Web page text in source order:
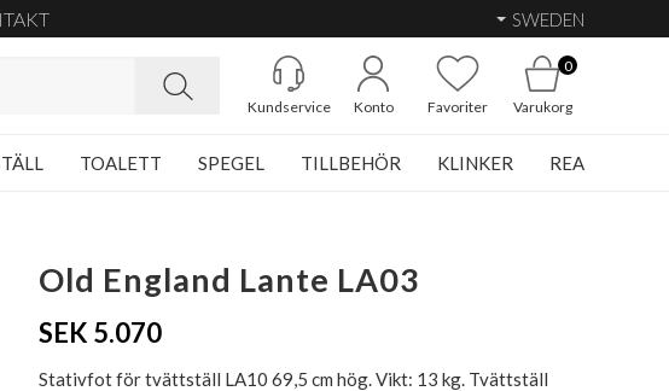
SWEDEN
Kundservice Konto Favoriter
0
Varukorg
TOALETT SPEGEL TILLBEHÖR KLINKER REA
Old England Lante LA03
SEK 5.070
Stativfot för tvättställ LA10 69,5 cm hög. Vikt: 13 kg. Tvättställ